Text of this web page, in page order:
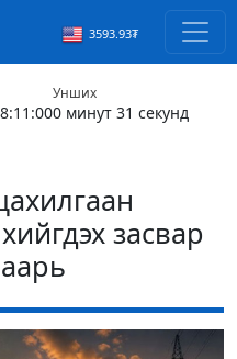
3593.93₮
Унших
0 минут 31 секунд
засвар